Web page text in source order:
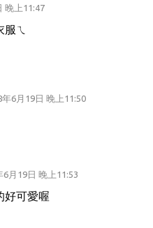
晚上11:47
ㄟ
年6月19日 晚上11:50
6月19日 晚上11:53
好可愛喔